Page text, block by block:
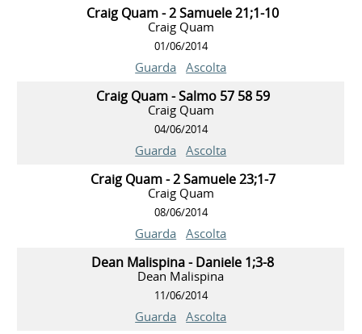
Craig Quam - 2 Samuele 21;1-10
Craig Quam
01/06/2014
Guarda Ascolta
Craig Quam - Salmo 57 58 59
Craig Quam
04/06/2014
Guarda Ascolta
Craig Quam - 2 Samuele 23;1-7
Craig Quam
08/06/2014
Guarda Ascolta
Dean Malispina - Daniele 1;3-8
Dean Malispina
11/06/2014
Guarda Ascolta